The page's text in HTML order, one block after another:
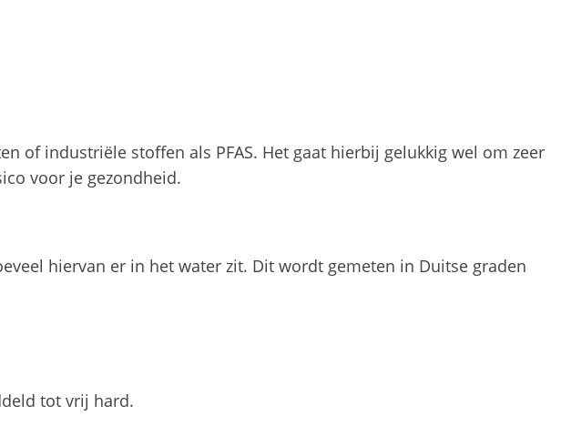
of industriële stoffen als PFAS. Het gaat hierbij gelukkig wel om zeer
voor je gezondheid.
hiervan er in het water zit. Dit wordt gemeten in Duitse graden
tot vrij hard.